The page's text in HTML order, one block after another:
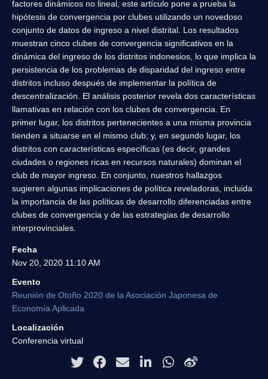
factores dinámicos no lineal, este artículo pone a prueba la
hipótesis de convergencia por clubes utilizando un novedoso
conjunto de datos de ingreso a nivel distrital. Los resultados
muestran cinco clubes de convergencia significativos en la
dinámica del ingreso de los distritos indonesios, lo que implica la
persistencia de los problemas de disparidad del ingreso entre
distritos incluso después de implementar la política de
descentralización. El análisis posterior revela dos características
llamativas en relación con los clubes de convergencia. En
primer lugar, los distritos pertenecientes a una misma provincia
tienden a situarse en el mismo club; y, en segundo lugar, los
distritos con características específicas (es decir, grandes
ciudades o regiones ricas en recursos naturales) dominan el
club de mayor ingreso. En conjunto, nuestros hallazgos
sugieren algunas implicaciones de política reveladoras, incluida
la importancia de las políticas de desarrollo diferenciadas entre
clubes de convergencia y de las estrategias de desarrollo
interprovinciales.
Fecha
Nov 20, 2020 11:10 AM
Evento
Reunión de Otoño 2020 de la Asociación Japonesa de
Economía Aplicada
Localización
Conferencia virtual